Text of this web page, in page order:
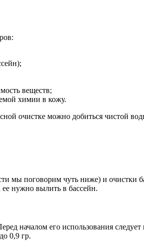
веществ;
химии в кожу.
очистке можно добиться чистой
мы поговорим чуть ниже) и очистки
ее нужно вылить в бассейн.
началом его использования следует
0,9 гр.